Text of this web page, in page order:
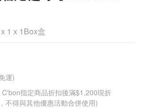
1 x 1Box盒
運)
指定商品折扣後滿$1,200現折
不得與其他優惠活動合併使用)